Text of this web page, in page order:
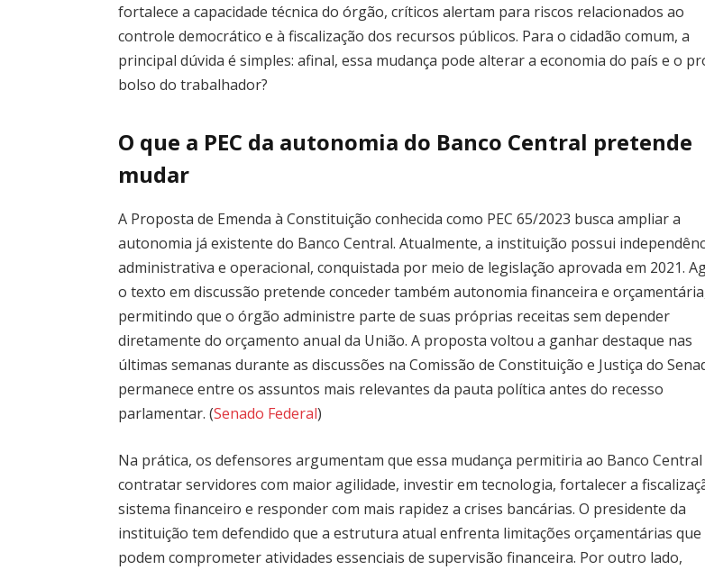
fortalece a capacidade técnica do órgão, críticos alertam para riscos relacionados ao
controle democrático e à fiscalização dos recursos públicos. Para o cidadão comum, a
principal dúvida é simples: afinal, essa mudança pode alterar a economia do país e o
bolso do trabalhador?
O que a PEC da autonomia do Banco Central pretende
mudar
A Proposta de Emenda à Constituição conhecida como PEC 65/2023 busca ampliar a
autonomia já existente do Banco Central. Atualmente, a instituição possui
administrativa e operacional, conquistada por meio de legislação aprovada em 2021.
o texto em discussão pretende conceder também autonomia financeira e
permitindo que o órgão administre parte de suas próprias receitas sem depender
diretamente do orçamento anual da União. A proposta voltou a ganhar destaque nas
últimas semanas durante as discussões na Comissão de Constituição e Justiça do
permanece entre os assuntos mais relevantes da pauta política antes do recesso
parlamentar. (Senado Federal)
Na prática, os defensores argumentam que essa mudança permitiria ao Banco Central
contratar servidores com maior agilidade, investir em tecnologia, fortalecer a
sistema financeiro e responder com mais rapidez a crises bancárias. O presidente da
instituição tem defendido que a estrutura atual enfrenta limitações orçamentárias que
podem comprometer atividades essenciais de supervisão financeira. Por outro lado,